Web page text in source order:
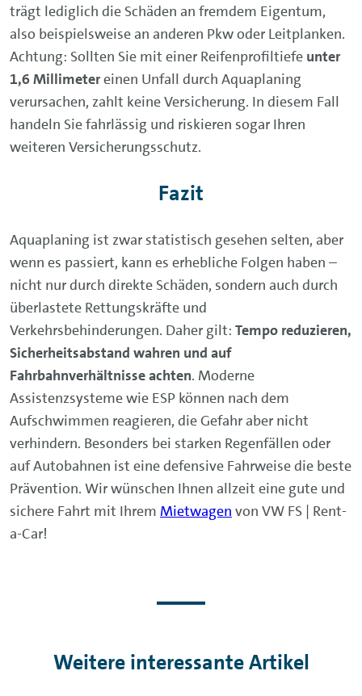
trägt lediglich die Schäden an fremdem Eigentum,
also beispielsweise an anderen Pkw oder Leitplanken.
Achtung: Sollten Sie mit einer Reifenprofiltiefe unter
1,6 Millimetereinen Unfall durch Aquaplaning
verursachen, zahlt keine Versicherung. In diesem Fall
handeln Sie fahrlässig und riskieren sogar Ihren
weiteren Versicherungsschutz.
Fazit
Aquaplaning ist zwar statistisch gesehen selten, aber
wenn es passiert, kann es erhebliche Folgen haben –
nicht nur durch direkte Schäden, sondern auch durch
überlastete Rettungskräfte und
Verkehrsbehinderungen. Daher gilt: Tempo reduzieren,
Sicherheitsabstand wahren und auf
Fahrbahnverhältnisse achten. Moderne
Assistenzsysteme wie ESP können nach dem
Aufschwimmen reagieren, die Gefahr aber nicht
verhindern. Besonders bei starken Regenfällen oder
auf Autobahnen ist eine defensive Fahrweise die beste
Prävention. Wir wünschen Ihnen allzeit eine gute und
sichere Fahrt mit Ihrem Mietwagen von VW FS | Rent-
a-Car!
Weitere interessante Artikel